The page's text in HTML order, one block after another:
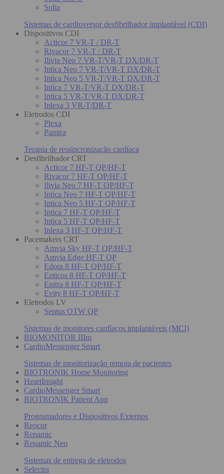
Solia
Sistemas de cardioversor desfibrilhador implantável (CDI)
Dispositivos CDI
Acticor 7 VR-T / DR-T
Rivacor 7 VR-T / DR-T
Ilivia Neo 7 VR-T/VR-T DX/DR-T
Intica Neo 7 VR-T/VR-T DX/DR-T
Intica Neo 5 VR-T/VR-T DX/DR-T
Intica 7 VR-T/VR-T DX/DR-T
Intica 5 VR-T/VR-T DX/DR-T
Inlexa 3 VR-T/DR-T
Eletrodos CDI
Plexa
Pamira
Terapia de ressincronização cardíaca
Desfibrilhador CRT
Acticor 7 HF-T QP/HF-T
Rivacor 7 HF-T QP/HF-T
Ilivia Neo 7 HF-T QP/HF-T
Intica Neo 7 HF-T QP/HF-T
Intica Neo 5 HF-T QP/HF-T
Intica 7 HF-T QP/HF-T
Intica 5 HF-T QP/HF-T
Inlexa 3 HF-T QP/HF-T
Pacemakers CRT
Amvia Sky HF-T QP/HF-T
Amvia Edge HF-T QP
Edora 8 HF-T QP/HF-T
Enticos 8 HF-T QP/HF-T
Enitra 8 HF-T QP/HF-T
Evity 8 HF-T QP/HF-T
Eletrodos LV
Sentus OTW QP
Sistemas de monitores cardíacos implantáveis (MCI)
BIOMONITOR IIIm
CardioMessenger Smart
Sistemas de monitorização remota de pacientes
BIOTRONIK Home Monitoring
HeartInsight
CardioMessenger Smart
BIOTRONIK Patient App
Programadores e Dispositivos Externos
Reocor
Renamic
Renamic Neo
Sistemas de entrega de eletrodos
Selectra